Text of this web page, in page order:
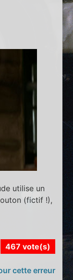
utilise un
(fictif !),
467 vote(s)
cette erreur